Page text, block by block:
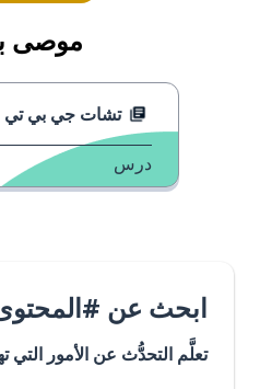
موصى
تشات جي بي تي
درس
ابحث عن
تعلَّم التحدُّث عن الأمور التي